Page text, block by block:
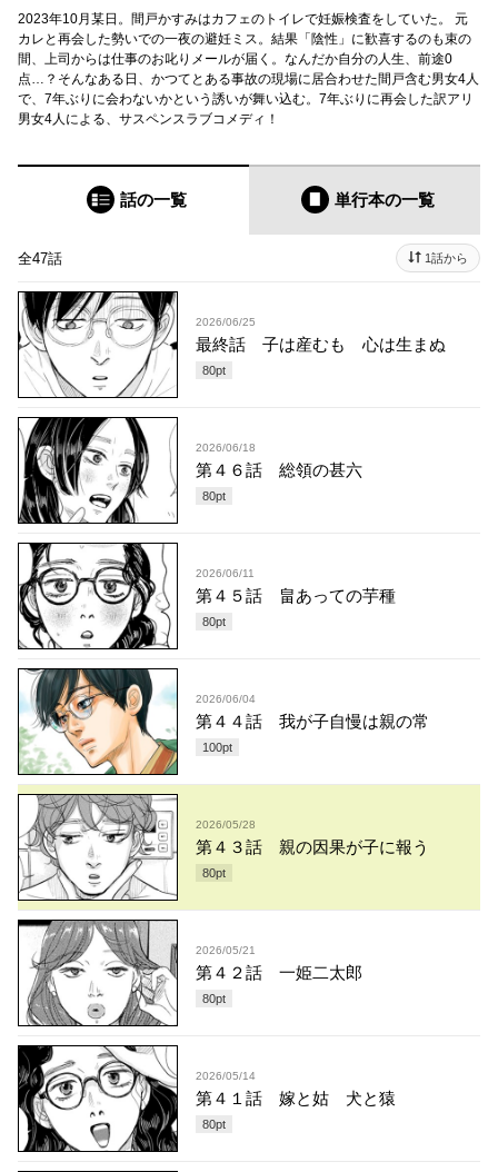
2023年10月某日。間戸かすみはカフェのトイレで妊娠検査をしていた。 元
カレと再会した勢いでの一夜の避妊ミス。結果「陰性」に歓喜するのも束の
間、上司からは仕事のお叱りメールが届く。なんだか自分の人生、前途0
点…？そんなある日、かつてとある事故の現場に居合わせた間戸含む男女4人
で、7年ぶりに会わないかという誘いが舞い込む。7年ぶりに再会した訳アリ
男女4人による、サスペンスラブコメディ！
話の一覧 単行本の一覧
全47話 1話から
2026/06/25
最終話 子は産むも 心は生まぬ
80pt
2026/06/18
第４６話 総領の甚六
80pt
2026/06/11
第４５話 畠あっての芋種
80pt
2026/06/04
第４４話 我が子自慢は親の常
100pt
2026/05/28
第４３話 親の因果が子に報う
80pt
2026/05/21
第４２話 一姫二太郎
80pt
2026/05/14
第４１話 嫁と姑 犬と猿
80pt